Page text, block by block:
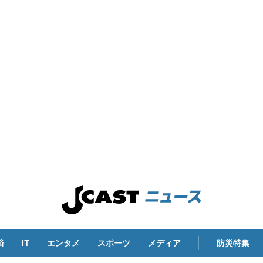
IT エンタメ スポーツ メディア 防災特集